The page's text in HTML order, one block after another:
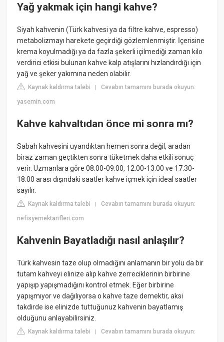
Yağ yakmak için hangi kahve?
Siyah kahvenin (Türk kahvesi ya da filtre kahve, espresso)
metabolizmayı harekete geçirdiği gözlemlenmiştir. İçerisine
krema koyulmadığı ya da fazla şekerli içilmediği zaman kilo
verdirici etkisi bulunan kahve kalp atışlarını hızlandırdığı için
yağ ve şeker yakımına neden olabilir.
Kaynak kaldırma talebi |Cevabın tamamını burada okuyun:
yasemin.com
Kahve kahvaltıdan önce mi sonra mı?
Sabah kahvesini uyandıktan hemen sonra değil, aradan
biraz zaman geçtikten sonra tüketmek daha etkili sonuç
verir. Uzmanlara göre 08.00-09.00, 12.00-13.00 ve 17.30-
18.00 arası dışındaki saatler kahve içmek için ideal saatler
sayılır.
Kaynak kaldırma talebi |Cevabın tamamını burada okuyun:
nefisyemektarifleri.com
Kahvenin Bayatladığı nasıl anlaşılır?
Türk kahvesin taze olup olmadığını anlamanın bir yolu da bir
tutam kahveyi elinize alıp kahve zerreciklerinin birbirine
yapışıp yapışmadığını kontrol etmek. Eğer birbirine
yapışmıyor ve dağılıyorsa o kahve taze demektir, aksi
takdirde ise elinizde tuttuğunuz kahvenin bayatlamış
olduğunu anlayabilirsiniz.
Kaynak kaldırma talebi |Cevabın tamamını burada okuyun: